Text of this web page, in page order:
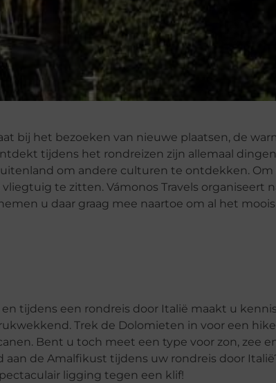
bij het bezoeken van nieuwe plaatsen, de
tijdens het rondreizen zijn allemaal
om andere culturen te ontdekken. Om
te zitten. Vámonos Travels organiseert
u daar graag mee naartoe om al het
en tijdens een rondreis door Italië maakt u
Trek de Dolomieten in voor een
Bent u toch meet een type voor zon, zee
aan de Amalfikust tijdens uw rondreis door
ligging tegen een klif!